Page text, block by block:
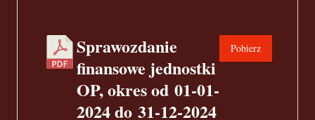
Sprawozdanie
finansowe jednostki
OP, okres od 01-01-
2024 do 31-12-2024
Pobierz